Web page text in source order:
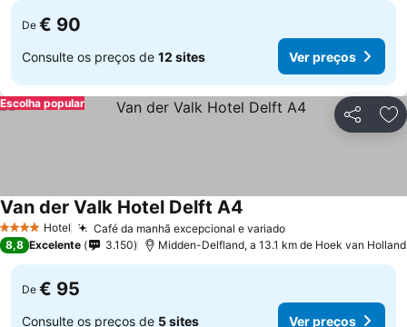
De € 90
Consulte os preços de 12 sites Ver preços
Partilhar
Escolha popular
4 EstrelasHotel Café da manhã excepcional e variado
Van der Valk Hotel Delft A4
8,8 Excelente 3.150 Midden-Delfland, a 13.1 km de Hoek van Holland
De € 95
Consulte os preços de 5 sites Ver preços